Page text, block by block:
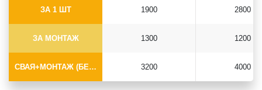
ЗА 1 ШТ
ЗА МОНТАЖ
СВАЯ+МОНТАЖ (БЕЗ ОГОЛОВКА)
1900
1300
3200
2800
1200
4000